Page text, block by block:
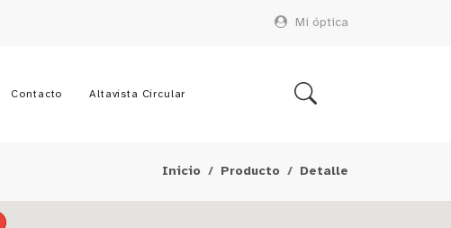
Mi óptica
Contacto Altavista Circular
Inicio Producto Detalle